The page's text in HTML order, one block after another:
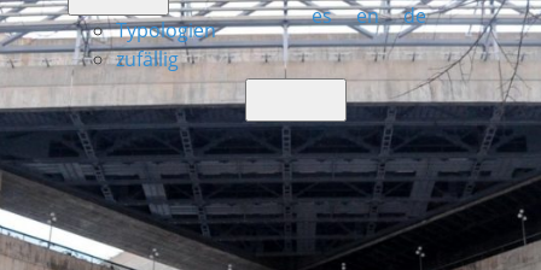
Typologien
zufällig
es en de